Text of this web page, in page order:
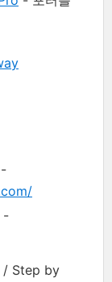
-
/ Step by